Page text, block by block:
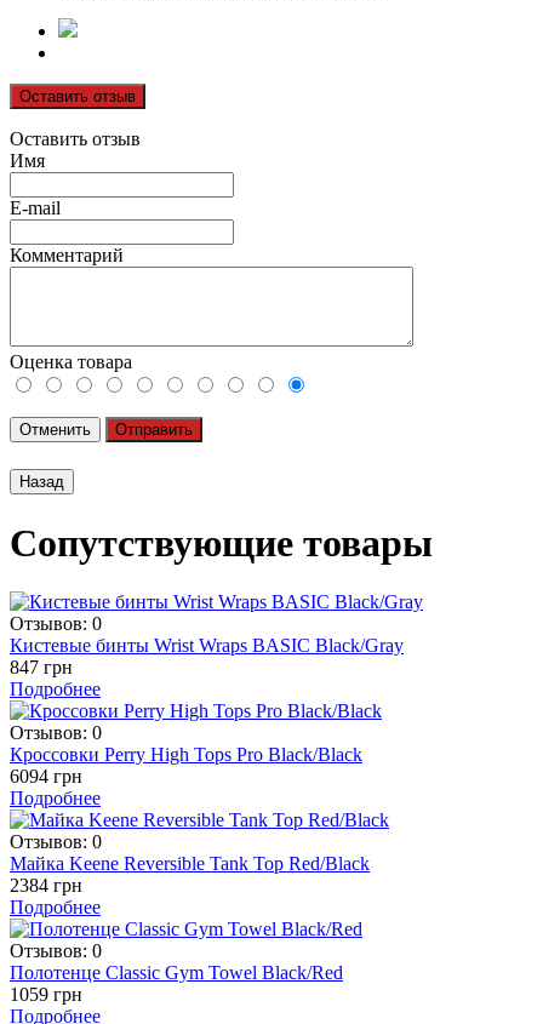
Оставить отзыв
Оставить отзыв
Имя
E-mail
Комментарий
Оценка товара
Отменить Отправить
Сопутствующие товары
Отзывов: 0
Кистевые бинты Wrist Wraps BASIC Black/Gray
847 грн
Подробнее
Отзывов: 0
Кроссовки Perry High Tops Pro Black/Black
6094 грн
Подробнее
Отзывов: 0
Майка Keene Reversible Tank Top Red/Black
2384 грн
Подробнее
Отзывов: 0
Полотенце Classic Gym Towel Black/Red
1059 грн
Подробнее